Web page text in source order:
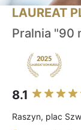
LAUREAT
Pralnia "90
8.1
Raszyn, plac